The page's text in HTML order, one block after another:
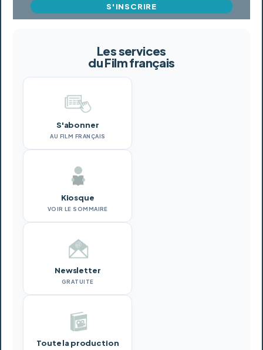
S'INSCRIRE
Les services
du Film français
S'abonner
AU FILM FRANÇAIS
Kiosque
VOIR LE SOMMAIRE
Newsletter
GRATUITE
Toute la production